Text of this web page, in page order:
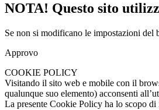
NOTA! Questo sito
Se non si modificano le impostazioni del
Approvo
COOKIE POLICY
Visitando il sito web e mobile con il
qualunque suo elemento) acconsenti
La presente Cookie Policy ha lo scopo